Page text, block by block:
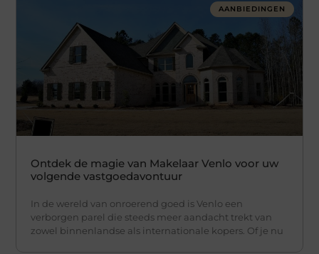
AANBIEDINGEN
Ontdek de magie van Makelaar Venlo voor uw
volgende vastgoedavontuur
In de wereld van onroerend goed is Venlo een
verborgen parel die steeds meer aandacht trekt van
zowel binnenlandse als internationale kopers. Of je nu